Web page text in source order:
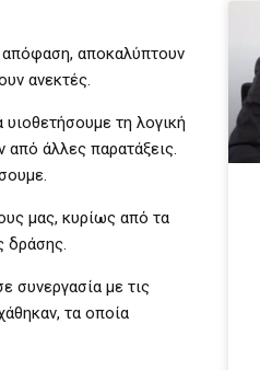
απόφαση, αποκαλύπτουν
ανεκτές.
τη λογική
από άλλες παρατάξεις.
μας, κυρίως από τα
δράσης.
συνεργασία με τις
τα οποία